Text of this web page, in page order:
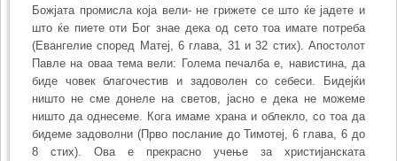
Божјата промисла која вели- не грижете се што ќе јадете и
што ќе пиете оти Бог знае дека од сето тоа имате потреба
(Евангелие според Матеј, 6 глава, 31 и 32 стих). Апостолот
Павле на оваа тема вели: Голема печалба е, навистина, да
биде човек благочестив и задоволен со себеси. Бидејќи
ништо не сме донеле на светов, јасно е дека не можеме
ништо да однесеме. Кога имаме храна и облекло, со тоа да
бидеме задоволни (Прво послание до Тимотеј, 6 глава, 6 до
8 стих). Ова е прекрасно учење за христијанската